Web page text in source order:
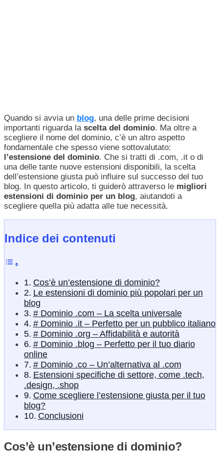
Quando si avvia un blog, una delle prime decisioni
importanti riguarda la scelta del dominio. Ma oltre a
scegliere il nome del dominio, c’è un altro aspetto
fondamentale che spesso viene sottovalutato:
l’estensione del dominio. Che si tratti di .com, .it o di
una delle tante nuove estensioni disponibili, la scelta
dell’estensione giusta può influire sul successo del tuo
blog. In questo articolo, ti guiderò attraverso le migliori
estensioni di dominio per un blog, aiutandoti a
scegliere quella più adatta alle tue necessità.
Indice dei contenuti
Cos’è un’estensione di dominio?
Le estensioni di dominio più popolari per un
blog
# Dominio .com – La scelta universale
# Dominio .it – Perfetto per un pubblico italiano
# Dominio .org – Affidabilità e autorità
# Dominio .blog – Perfetto per il tuo diario
online
# Dominio .co – Un’alternativa al .com
Estensioni specifiche di settore, come .tech,
.design, .shop
Come scegliere l’estensione giusta per il tuo
blog?
Conclusioni
Cos’è un’estensione di dominio?